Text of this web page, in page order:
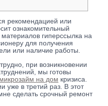
рекомендацией или
ознакомительный
гиперссылка на
для получения
или наличие работы.
при возникновении
мы готовы
микрозайм на дом кризиса.
уже в третий раз. В этот
сделать срочный ремонт